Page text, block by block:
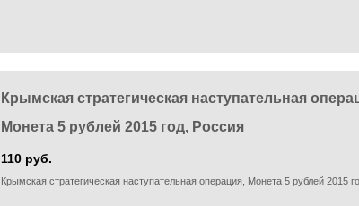
Крымская стратегическая наступательная
Монета 5 рублей 2015 год, Россия
110 руб.
Крымская стратегическая наступательная операция, Монета 5 рублей 2015